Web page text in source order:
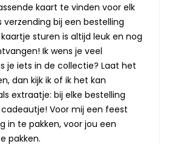
kaart te vinden voor elk
bij een bestelling
sturen is altijd leuk en nog
Ik wens je veel
je iets in de collectie? Laat het
dan kijk ik of ik het kan
extraatje: bij elke bestelling
Voor mij een feest
in te pakken, voor jou een
pakken.